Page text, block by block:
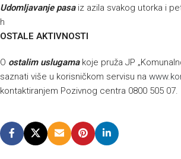
Udomljavanje pasaiz azila svakog utorka i
h
OSTALE AKTIVNOSTI
O ostalim uslugamakoje pruža JP
saznati više u korisničkom servisu na
kontaktiranjem Pozivnog centra 0800 505 07.